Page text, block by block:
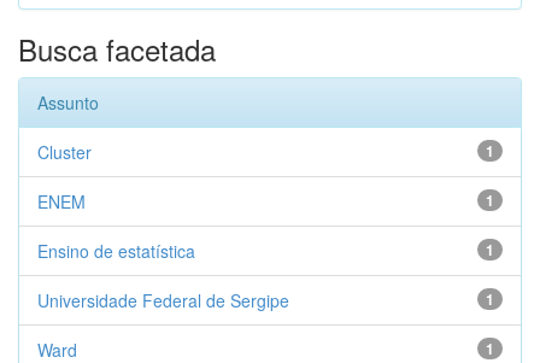
Busca facetada
Assunto
1
Cluster
1
ENEM
1
Ensino de estatística
1
Universidade Federal de Sergipe
1
Ward